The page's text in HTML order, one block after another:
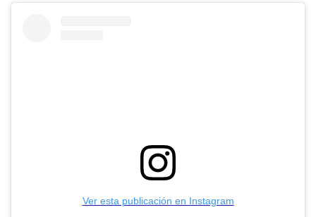
Ver esta publicación en Instagram